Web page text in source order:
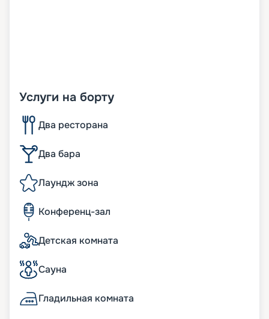
Услуги на борту
Два ресторана
Два бара
Лаундж зона
Конференц-зал
Детская комната
Сауна
Гладильная комната